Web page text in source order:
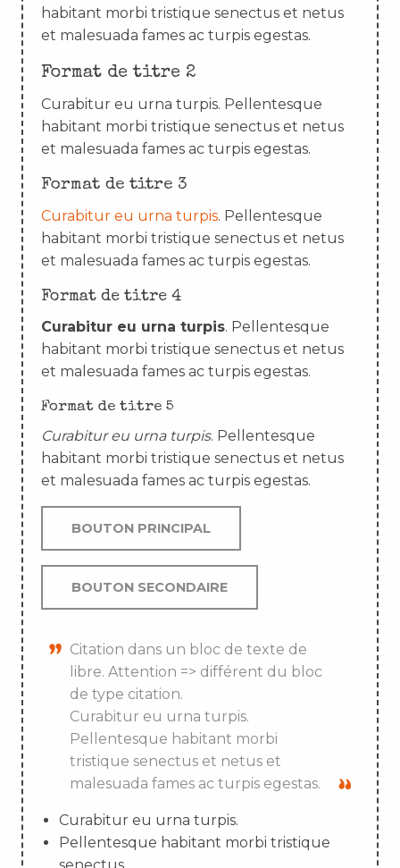
habitant morbi tristique senectus et netus
et malesuada fames ac turpis egestas.
Format de titre 2
Curabitur eu urna turpis. Pellentesque
habitant morbi tristique senectus et netus
et malesuada fames ac turpis egestas.
Format de titre 3
Curabitur eu urna turpis. Pellentesque
habitant morbi tristique senectus et netus
et malesuada fames ac turpis egestas.
Format de titre 4
Curabitur eu urna turpis. Pellentesque
habitant morbi tristique senectus et netus
et malesuada fames ac turpis egestas.
Format de titre 5
Curabitur eu urna turpis. Pellentesque
habitant morbi tristique senectus et netus
et malesuada fames ac turpis egestas.
BOUTON PRINCIPAL
BOUTON SECONDAIRE
Citation dans un bloc de texte de
libre. Attention => différent du bloc
de type citation.
Curabitur eu urna turpis.
Pellentesque habitant morbi
tristique senectus et netus et
malesuada fames ac turpis egestas.
Curabitur eu urna turpis.
Pellentesque habitant morbi tristique